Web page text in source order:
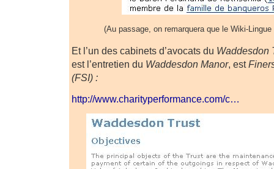
(Au passage, on remarquera que le Wiki-
Et l’un des cabinets d’avocats du Waddesdon
est l’entretien du Waddesdon Manor, est
(FSI) :
http://www.charityperformance.com/c…